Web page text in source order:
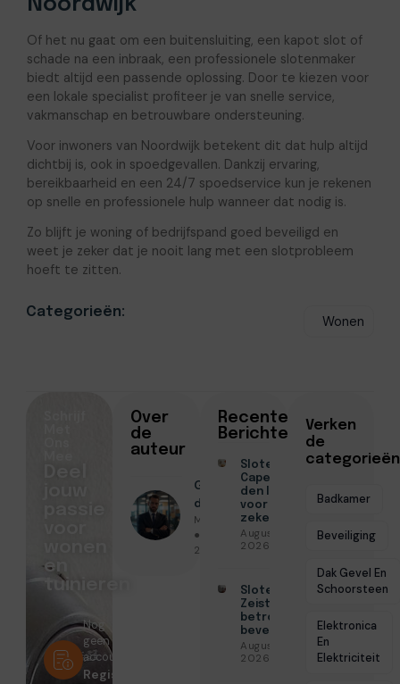
Noordwijk
Of het nu gaat om een buitensluiting, een kapot slot of
schade na een inbraak, een professionele slotenmaker
biedt altijd een passende oplossing. Door te kiezen voor
een lokale specialist profiteer je van snelle service,
vakmanschap en betrouwbare ondersteuning.
Voor inwoners van Noordwijk betekent dit dat hulp altijd
dichtbij is, ook in spoedgevallen. Dankzij ervaring,
bereikbaarheid en een 24/7 spoedservice kun je rekenen
op snelle en professionele hulp wanneer dat nodig is.
Zo blijft je woning of bedrijfspand goed beveiligd en
weet je zeker dat je nooit lang met een slotprobleem
hoeft te zitten.
Categorieën:
Wonen
Over
de
auteur
Geschreven
door
Menno Maas
● Juni 25,
2026
Recente
Berichten
Slotenmaker
Capelle aan
den IJssel
voor
zekerheid
Augustus 3,
2026
Slotenmaker
Zeist voor
betrouwbare
beveiliging
Augustus 3,
2026
Verken
de
categorieën
Badkamer
Beveiliging
Dak Gevel En
Schoorsteen
Elektronica
En
Elektriciteit
en
tuinieren
Nog
geen
account?
Registreer